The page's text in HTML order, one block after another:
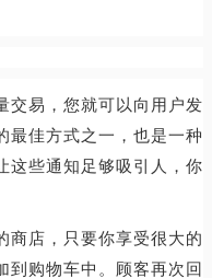
交易，您就可以向用户发
最佳方式之一，也是一种
这些通知足够吸引人，你
商店，只要你享受很大的
到购物车中。顾客再次回